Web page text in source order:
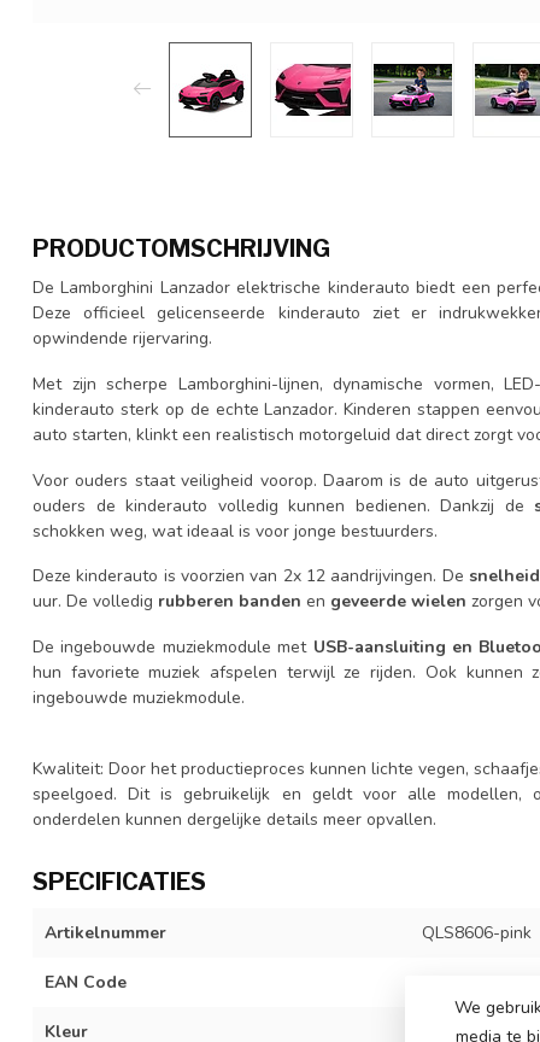
PRODUCTOMSCHRIJVING
De Lamborghini Lanzador elektrische kinderauto biedt een
Deze officieel gelicenseerde kinderauto ziet er
opwindende rijervaring.
Met zijn scherpe Lamborghini-lijnen, dynamische vormen,
kinderauto sterk op de echte Lanzador. Kinderen stappen
auto starten, klinkt een realistisch motorgeluid dat direct zorgt
Voor ouders staat veiligheid voorop. Daarom is de auto
ouders de kinderauto volledig kunnen bedienen. Dankzij de
schokken weg, wat ideaal is voor jonge bestuurders.
Deze kinderauto is voorzien van 2x 12 aandrijvingen. De
uur. De volledig rubberen banden en geveerde wielen zorgen
De ingebouwde muziekmodule met USB-aansluiting en
hun favoriete muziek afspelen terwijl ze rijden. Ook kunnen
ingebouwde muziekmodule.
Kwaliteit: Door het productieproces kunnen lichte vegen,
speelgoed. Dit is gebruikelijk en geldt voor alle modellen,
onderdelen kunnen dergelijke details meer opvallen.
SPECIFICATIES
Artikelnummer QLS8606-pink
EAN Code
Kleur
We
media te